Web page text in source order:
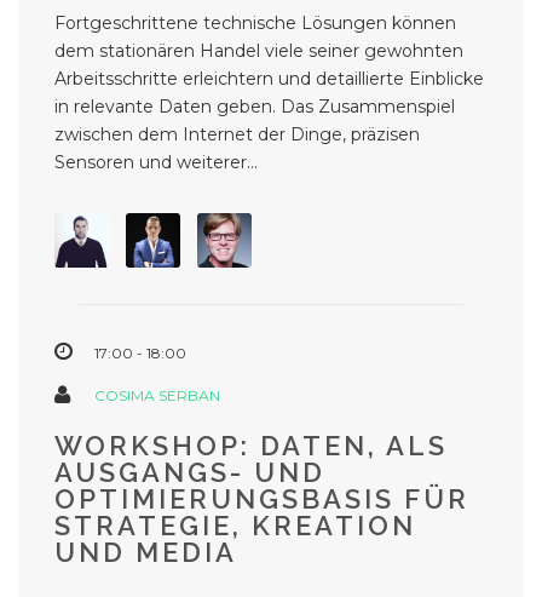
Fortgeschrittene technische Lösungen können
dem stationären Handel viele seiner gewohnten
Arbeitsschritte erleichtern und detaillierte Einblicke
in relevante Daten geben. Das Zusammenspiel
zwischen dem Internet der Dinge, präzisen
Sensoren und weiterer...
17:00 - 18:00
COSIMA SERBAN
WORKSHOP: DATEN, ALS
AUSGANGS- UND
OPTIMIERUNGSBASIS FÜR
STRATEGIE, KREATION
UND MEDIA